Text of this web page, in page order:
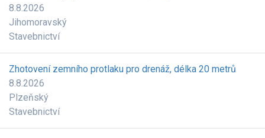
8.8.2026
Jihomoravský
Stavebnictví
Zhotovení zemního protlaku pro drenáž, délka 20 metrů
8.8.2026
Plzeňský
Stavebnictví